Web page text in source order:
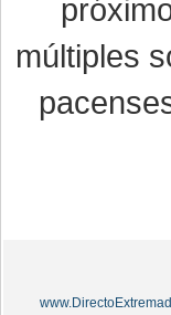
múltiples